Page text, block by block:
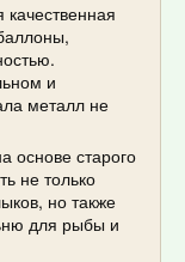
качественная
и
металл не
основе старого
не только
но также
для рыбы и